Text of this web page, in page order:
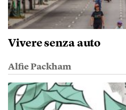
Vivere senza auto
Alfie Packham